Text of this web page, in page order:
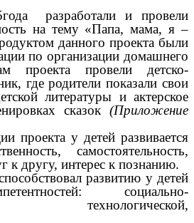
разработали и провели
на тему «Папа, мама, я –
данного проекта были
по организации домашнего
проекта провели детско-
где родители показали свои
литературы и актерское
сказок (Приложение
проекта у детей развивается
самостоятельность,
к другу, интерес к познанию.
развитию у детей
социально-
технологической,